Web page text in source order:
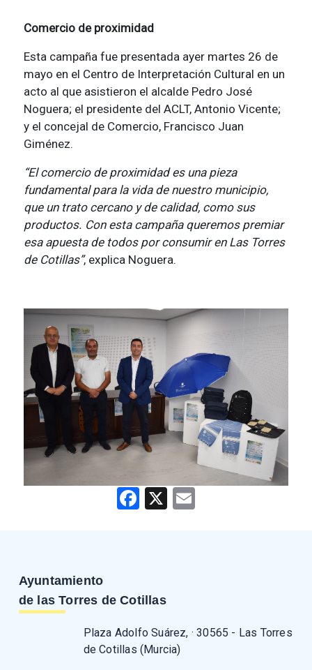
Comercio de proximidad
Esta campaña fue presentada ayer martes 26 de
mayo en el Centro de Interpretación Cultural en un
acto al que asistieron el alcalde Pedro José
Noguera; el presidente del ACLT, Antonio Vicente;
y el concejal de Comercio, Francisco Juan
Giménez.
“El comercio de proximidad es una pieza
fundamental para la vida de nuestro municipio,
que un trato cercano y de calidad, como sus
productos. Con esta campaña queremos premiar
esa apuesta de todos por consumir en Las Torres
de Cotillas”, explica Noguera.
Facebook
X
Ayuntamiento
de las Torres de Cotillas
Plaza Adolfo Suárez, · 30565 - Las Torres
de Cotillas (Murcia)